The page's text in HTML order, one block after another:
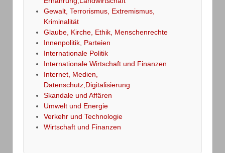
Gewalt, Terrorismus, Extremismus,
Kriminalität
Glaube, Kirche, Ethik, Menschenrechte
Innenpolitik, Parteien
Internationale Politik
Internationale Wirtschaft und Finanzen
Internet, Medien,
Datenschutz,Digitalisierung
Skandale und Affären
Umwelt und Energie
Verkehr und Technologie
Wirtschaft und Finanzen